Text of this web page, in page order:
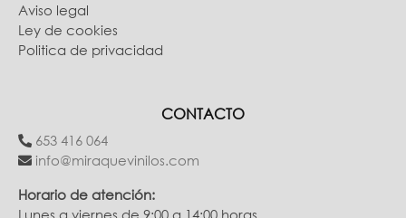
Aviso legal
Ley de cookies
Politica de privacidad
CONTACTO
653 416 064
info@miraquevinilos.com
Horario de atención:
Lunes a viernes de 9:00 a 14:00 horas